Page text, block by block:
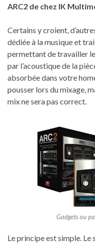
ARC2 de chez IK
Certains y croient,
dédiée à la musique et
permettant de travailler
par l’acoustique de la
absorbée dans votre
pousser lors du mixage,
mix ne sera pas correct.
Gadgets ou
Le principe est simple. Le